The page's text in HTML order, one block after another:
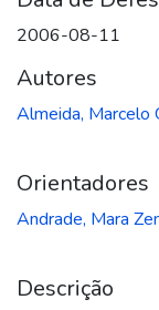
2006-08-11
Autores
Almeida, Marcelo
Orientadores
Andrade, Mara
Descrição